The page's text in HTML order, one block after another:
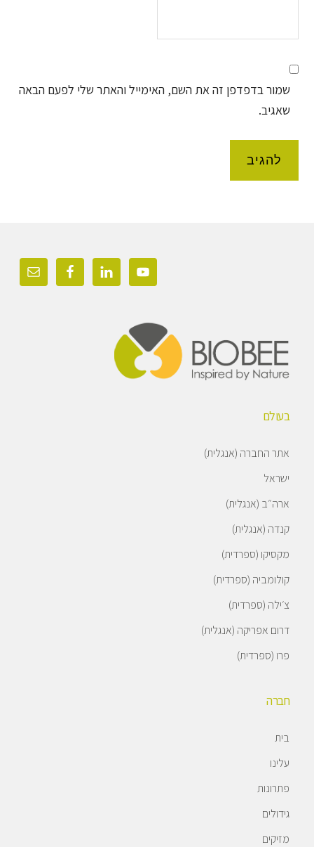
שמור בדפדפן זה את השם, האימייל והאתר שלי לפעם הבאה
שאגיב.
בעולם
אתר החברה (אנגלית)
ישראל
ארה״ב (אנגלית)
קנדה (אנגלית)
מקסיקו (ספרדית)
קולומביה (ספרדית)
צ׳ילה (ספרדית)
דרום אפריקה (אנגלית)
פרו (ספרדית)
חברה
בית
עלינו
פתרונות
גידולים
מזיקים